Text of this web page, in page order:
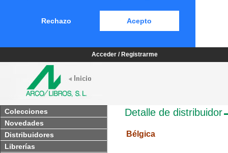
Rechazo Acepto
Acceder / Registrarme
Colecciones
Novedades
Distribuidores
Librerías
Detalle de distribuidor
Bélgica